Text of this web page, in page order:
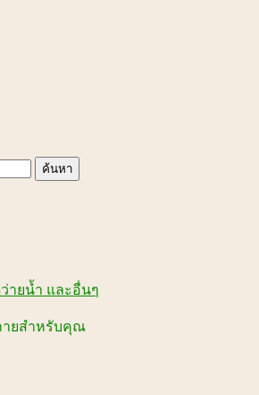
ายน้ำ และอื่นๆ
ายสำหรับคุณ